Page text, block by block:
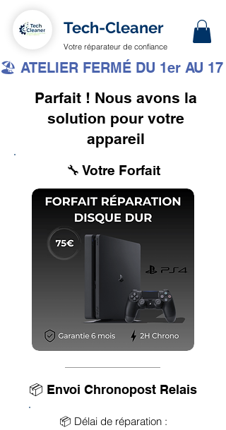
Tech-Cleaner
Votre réparateur de confiance
🏖️ ATELIER FERMÉ DU 1er AU
Parfait ! Nous avons la
solution pour votre
appareil
🔧 Votre Forfait
📦 Envoi Chronopost Relais
📦 Délai de réparation :